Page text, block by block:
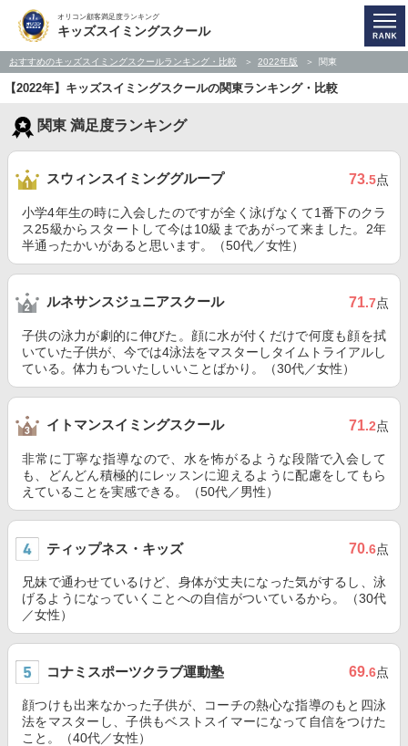
オリコン顧客満足度ランキング
キッズスイミングスクール
おすすめのキッズスイミングスクールランキング・比較 2022年版 関東
【2022年】キッズスイミングスクールの関東ランキング・比較
関東 満足度ランキング
スウィンスイミンググループ 73.5点
小学4年生の時に入会したのですが全く泳げなくて1番下のクラ
ス25級からスタートして今は10級まであがって来ました。2年
半通ったかいがあると思います。（50代／女性）
ルネサンスジュニアスクール 71.7点
子供の泳力が劇的に伸びた。顔に水が付くだけで何度も顔を拭
いていた子供が、今では4泳法をマスターしタイムトライアルし
ている。体力もついたしいいことばかり。（30代／女性）
イトマンスイミングスクール 71.2点
非常に丁寧な指導なので、水を怖がるような段階で入会して
も、どんどん積極的にレッスンに迎えるように配慮をしてもら
えていることを実感できる。（50代／男性）
ティップネス・キッズ 70.6点
兄妹で通わせているけど、身体が丈夫になった気がするし、泳
げるようになっていくことへの自信がついているから。（30代
／女性）
コナミスポーツクラブ運動塾 69.6点
顔つけも出来なかった子供が、コーチの熱心な指導のもと四泳
法をマスターし、子供もベストスイマーになって自信をつけた
こと。（40代／女性）